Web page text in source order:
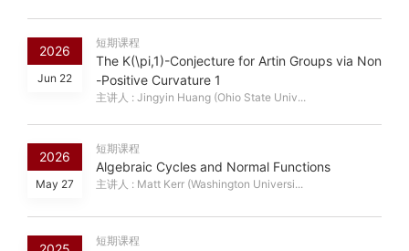
2026
Jun 22
短期课程
The K(\pi,1)-Conjecture for Artin Groups via Non
-Positive Curvature 1
主讲人 : Jingyin Huang (Ohio State Univ...
2026
May 27
短期课程
Algebraic Cycles and Normal Functions
主讲人 : Matt Kerr (Washington Universi...
短期课程